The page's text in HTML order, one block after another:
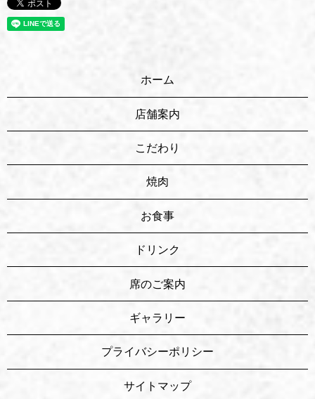
ホーム
店舗案内
こだわり
焼肉
お食事
ドリンク
席のご案内
ギャラリー
プライバシーポリシー
サイトマップ